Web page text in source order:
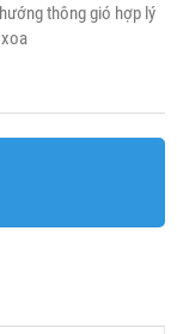
thông gió hợp lý